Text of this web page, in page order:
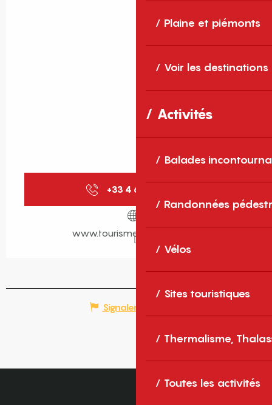
Plaine et piémonts
Voir les destinations
Activités
Balades
Randonnées
Vélos
Sites touristiques
Thermalisme,
Toutes les activités
+33 4 68 05 41
www.tourisme-canigou.com
Signaler une erreur